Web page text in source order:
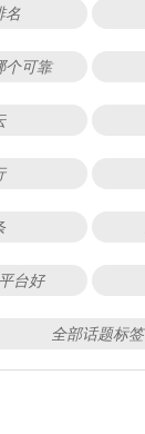
名
个可靠
台好
全部话题标签